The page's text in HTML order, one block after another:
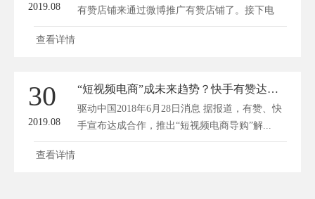
2019.08
有赞店铺来通过微博推广有赞店铺了。接下电
商...
查看详情
30
2019.08
“短视频电商”成未来趋势？快手有赞达成合作
驱动中国2018年6月28日消息 据报道，有赞、快
手宣布达成合作，推出“短视频电商导购”解...
查看详情